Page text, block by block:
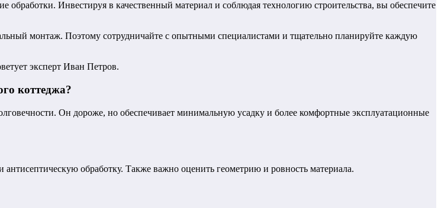
Инвестируя в качественный материал и соблюдая технологию строительства, вы обеспечите
монтаж. Поэтому сотрудничайте с опытными специалистами и тщательно планируйте каждую
эксперт Иван Петров.
коттеджа?
Он дороже, но обеспечивает минимальную усадку и более комфортные эксплуатационные
обработку. Также важно оценить геометрию и ровность материала.